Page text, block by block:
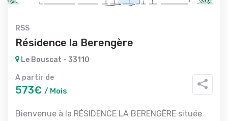
RSS
Résidence la Berengère
Le Bouscat - 33110
A partir de
573€ / Mois
Bienvenue à la RÉSIDENCE LA BERENGÈRE située